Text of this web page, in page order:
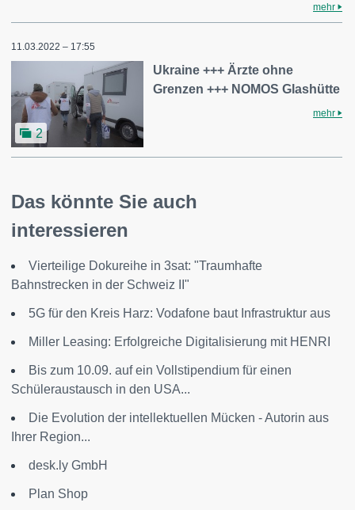
mehr
11.03.2022 – 17:55
2
Ukraine +++ Ärzte ohne
Grenzen +++ NOMOS Glashütte
mehr
Das könnte Sie auch
interessieren
Vierteilige Dokureihe in 3sat: "Traumhafte
Bahnstrecken in der Schweiz II"
5G für den Kreis Harz: Vodafone baut Infrastruktur aus
Miller Leasing: Erfolgreiche Digitalisierung mit HENRI
Bis zum 10.09. auf ein Vollstipendium für einen
Schüleraustausch in den USA...
Die Evolution der intellektuellen Mücken - Autorin aus
Ihrer Region...
desk.ly GmbH
Plan Shop